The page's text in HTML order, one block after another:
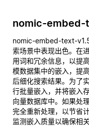
nomic-embed-
nomic-embed-text-
索场景中表现出色。在
用词和冗余信息，以提
模数据集中的嵌入，提
后细化搜索结果。为了
行批量嵌入，并将嵌入
向量数据库中。如果处
完全重新处理，以节省
监测嵌入质量以确保相关